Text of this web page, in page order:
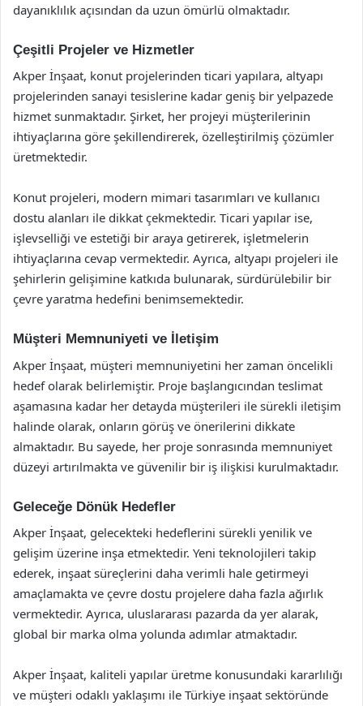
dayanıklılık açısından da uzun ömürlü olmaktadır.
Çeşitli Projeler ve Hizmetler
Akper İnşaat, konut projelerinden ticari yapılara, altyapı
projelerinden sanayi tesislerine kadar geniş bir yelpazede
hizmet sunmaktadır. Şirket, her projeyi müşterilerinin
ihtiyaçlarına göre şekillendirerek, özelleştirilmiş çözümler
üretmektedir.
Konut projeleri, modern mimari tasarımları ve kullanıcı
dostu alanları ile dikkat çekmektedir. Ticari yapılar ise,
işlevselliği ve estetiği bir araya getirerek, işletmelerin
ihtiyaçlarına cevap vermektedir. Ayrıca, altyapı projeleri ile
şehirlerin gelişimine katkıda bulunarak, sürdürülebilir bir
çevre yaratma hedefini benimsemektedir.
Müşteri Memnuniyeti ve İletişim
Akper İnşaat, müşteri memnuniyetini her zaman öncelikli
hedef olarak belirlemiştir. Proje başlangıcından teslimat
aşamasına kadar her detayda müşterileri ile sürekli iletişim
halinde olarak, onların görüş ve önerilerini dikkate
almaktadır. Bu sayede, her proje sonrasında memnuniyet
düzeyi artırılmakta ve güvenilir bir iş ilişkisi kurulmaktadır.
Geleceğe Dönük Hedefler
Akper İnşaat, gelecekteki hedeflerini sürekli yenilik ve
gelişim üzerine inşa etmektedir. Yeni teknolojileri takip
ederek, inşaat süreçlerini daha verimli hale getirmeyi
amaçlamakta ve çevre dostu projelere daha fazla ağırlık
vermektedir. Ayrıca, uluslararası pazarda da yer alarak,
global bir marka olma yolunda adımlar atmaktadır.
Akper İnşaat, kaliteli yapılar üretme konusundaki kararlılığı
ve müşteri odaklı yaklaşımı ile Türkiye inşaat sektöründe